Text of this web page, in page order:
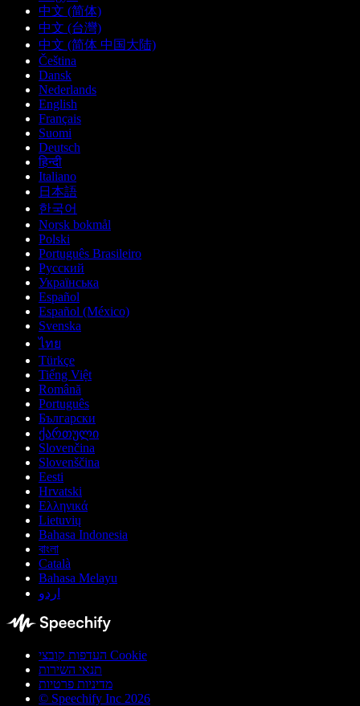
中文 (简体)
中文 (台灣)
中文 (简体 中国大陆)
Čeština
Dansk
Nederlands
English
Français
Suomi
Deutsch
हिन्दी
Italiano
日本語
한국어
Norsk bokmål
Polski
Português Brasileiro
Русский
Українська
Español
Español (México)
Svenska
ไทย
Türkçe
Tiếng Việt
Română
Português
Български
ქართული
Slovenčina
Slovenščina
Eesti
Hrvatski
Ελληνικά
Lietuvių
Bahasa Indonesia
বাংলা
Català
Bahasa Melayu
اردو
העדפות קובצי Cookie
תנאי השירות
מדיניות פרטיות
© Speechify Inc 2026